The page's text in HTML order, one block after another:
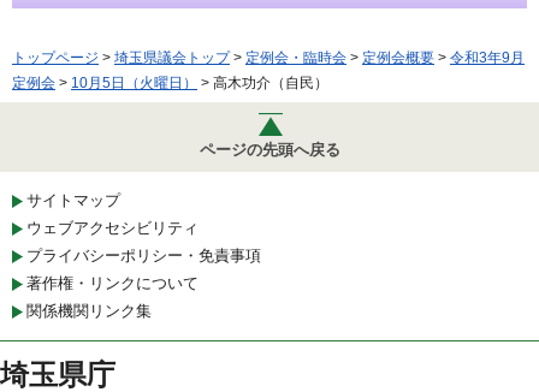
トップページ > 埼玉県議会トップ> 定例会・臨時会 > 定例会概要 > 令和3年9月
定例会 > 10月5日（火曜日） > 高木功介（自民）
ページの先頭へ戻る
サイトマップ
ウェブアクセシビリティ
プライバシーポリシー・免責事項
著作権・リンクについて
関係機関リンク集
埼玉県庁